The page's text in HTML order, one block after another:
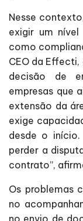
Nesse
exigir um
como
CEO da
decisão de
empresas que
extensão da
exige
desde o
perder a
contrato”,
Os problemas
no